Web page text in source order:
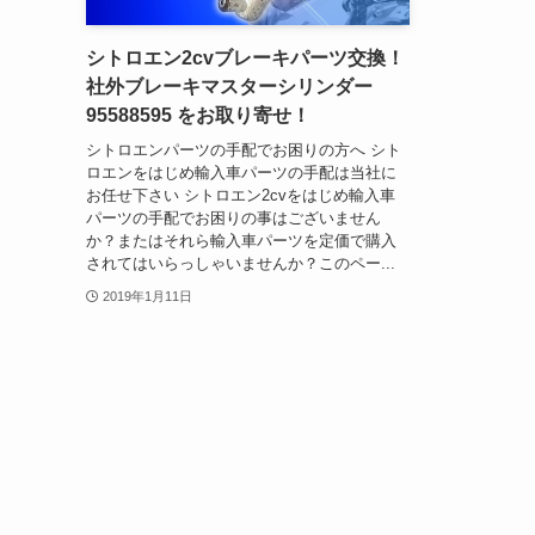
シトロエン2cvブレーキパーツ交換！
社外ブレーキマスターシリンダー
95588595 をお取り寄せ！
シトロエンパーツの手配でお困りの方へ シト
ロエンをはじめ輸入車パーツの手配は当社に
お任せ下さい シトロエン2cvをはじめ輸入車
パーツの手配でお困りの事はございません
か？またはそれら輸入車パーツを定価で購入
されてはいらっしゃいませんか？このペー...
2019年1月11日